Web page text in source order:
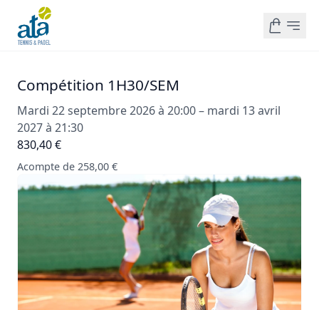
Compétition 1H30/SEM
Mardi 22 septembre 2026 à 20:00 – mardi 13 avril
2027 à 21:30
830,40 €
Acompte de 258,00 €